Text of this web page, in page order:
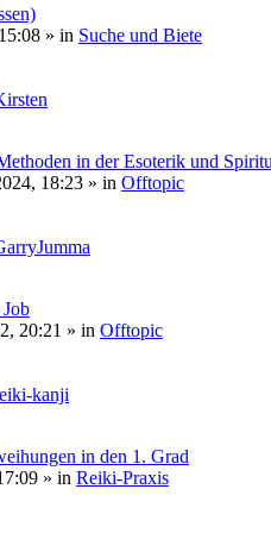
» in Suche und Biete
in der Esoterik und
18:23 » in Offtopic
20:21 » in Offtopic
kanji
in den 1. Grad
» in Reiki-Praxis